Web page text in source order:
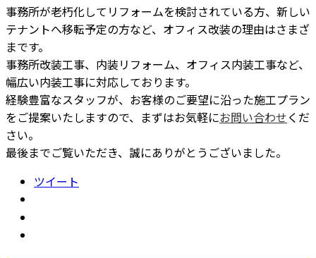
事務所が老朽化してリフォームを検討されている方、新しい
テナントへ移転予定の方など、オフィス改装の理由はさまざ
まです。
事務所改装工事、内装リフォーム、オフィス内装工事など、
幅広い内装工事に対応しております。
経験豊富なスタッフが、お客様のご要望に沿った施工プラン
をご提案いたしますので、まずはお気軽にお問い合わせくだ
さい。
最後までご覧いただき、誠にありがとうございました。
ツイート